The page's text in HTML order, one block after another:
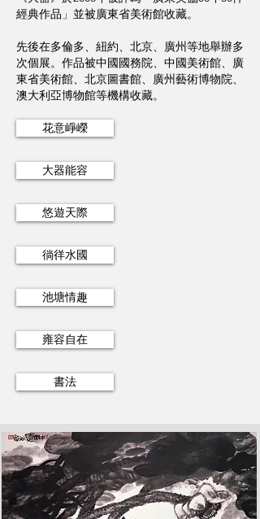
經典作品」並被廣東省美術館收藏。
先後在多倫多、紐約、北京、廣州等地舉辦多
次個展。作品被中國國務院、中國美術館、廣
東省美術館、北京圖書館、廣州藝術博物院、
澳大利亞博物館等機構收藏。
花意崢嶸
大器能容
悠遊天際
徜徉水國
池塘情趣
雍容自在
書法